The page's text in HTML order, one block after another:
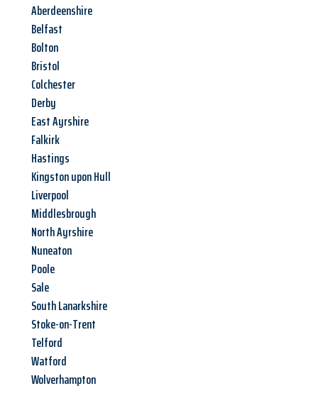
Aberdeenshire
Belfast
Bolton
Bristol
Colchester
Derby
East Ayrshire
Falkirk
Hastings
Kingston upon Hull
Liverpool
Middlesbrough
North Ayrshire
Nuneaton
Poole
Sale
South Lanarkshire
Stoke-on-Trent
Telford
Watford
Wolverhampton